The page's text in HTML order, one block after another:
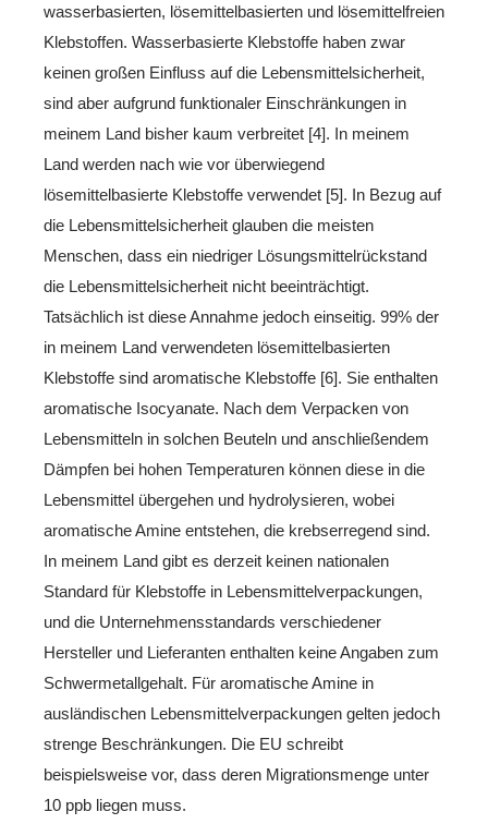
wasserbasierten, lösemittelbasierten und lösemittelfreien
Klebstoffen. Wasserbasierte Klebstoffe haben zwar
keinen großen Einfluss auf die Lebensmittelsicherheit,
sind aber aufgrund funktionaler Einschränkungen in
meinem Land bisher kaum verbreitet [4]. In meinem
Land werden nach wie vor überwiegend
lösemittelbasierte Klebstoffe verwendet [5]. In Bezug auf
die Lebensmittelsicherheit glauben die meisten
Menschen, dass ein niedriger Lösungsmittelrückstand
die Lebensmittelsicherheit nicht beeinträchtigt.
Tatsächlich ist diese Annahme jedoch einseitig. 99% der
in meinem Land verwendeten lösemittelbasierten
Klebstoffe sind aromatische Klebstoffe [6]. Sie enthalten
aromatische Isocyanate. Nach dem Verpacken von
Lebensmitteln in solchen Beuteln und anschließendem
Dämpfen bei hohen Temperaturen können diese in die
Lebensmittel übergehen und hydrolysieren, wobei
aromatische Amine entstehen, die krebserregend sind.
In meinem Land gibt es derzeit keinen nationalen
Standard für Klebstoffe in Lebensmittelverpackungen,
und die Unternehmensstandards verschiedener
Hersteller und Lieferanten enthalten keine Angaben zum
Schwermetallgehalt. Für aromatische Amine in
ausländischen Lebensmittelverpackungen gelten jedoch
strenge Beschränkungen. Die EU schreibt
beispielsweise vor, dass deren Migrationsmenge unter
10 ppb liegen muss.